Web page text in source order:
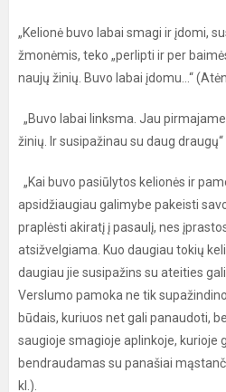
„Kelionė buvo labai smagi ir įdomi,
žmonėmis, teko „perlipti ir per
naujų žinių. Buvo labai įdomu...“
„Buvo labai linksma. Jau
žinių. Ir susipažinau su daug draugų“
„Kai buvo pasiūlytos kelionės ir
apsidžiaugiau galimybe pakeisti
praplėsti akiratį į pasaulį, nes
atsižvelgiama. Kuo daugiau tokių
daugiau jie susipažins su ateities
Verslumo pamoka ne tik
būdais, kuriuos net gali panaudoti,
saugioje smagioje aplinkoje, kurioje
bendraudamas su panašiai
kl.).